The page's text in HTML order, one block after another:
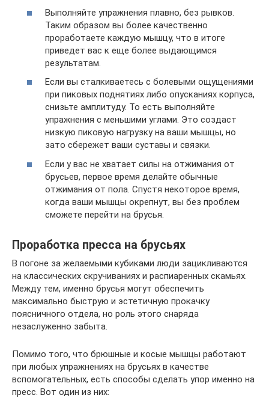
Выполняйте упражнения плавно, без рывков.
Таким образом вы более качественно
проработаете каждую мышцу, что в итоге
приведет вас к еще более выдающимся
результатам.
Если вы сталкиваетесь с болевыми ощущениями
при пиковых поднятиях либо опусканиях корпуса,
снизьте амплитуду. То есть выполняйте
упражнения с меньшими углами. Это создаст
низкую пиковую нагрузку на ваши мышцы, но
зато сбережет ваши суставы и связки.
Если у вас не хватает силы на отжимания от
брусьев, первое время делайте обычные
отжимания от пола. Спустя некоторое время,
когда ваши мышцы окрепнут, вы без проблем
сможете перейти на брусья.
Проработка пресса на брусьях
В погоне за желаемыми кубиками люди зацикливаются
на классических скручиваниях и распиаренных скамьях.
Между тем, именно брусья могут обеспечить
максимально быструю и эстетичную прокачку
поясничного отдела, но роль этого снаряда
незаслуженно забыта.
Помимо того, что брюшные и косые мышцы работают
при любых упражнениях на брусьях в качестве
вспомогательных, есть способы сделать упор именно на
пресс. Вот один из них: